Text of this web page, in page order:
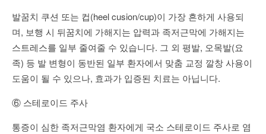
발꿈치 쿠션 또는 컵(heel cusion/cup)이 가장 흔하게 사용되
며, 보행 시 뒤꿈치에 가해지는 압력과 족저근막에 가해지는
스트레스를 일부 줄여줄 수 있습니다. 그 외 평발, 오목발(요
족) 등 발 변형이 동반된 일부 환자에서 맞춤 교정 깔창 사용이
도움이 될 수 있으나, 효과가 입증된 치료는 아닙니다.
⑥ 스테로이드 주사
통증이 심한 족저근막염 환자에게 국소 스테로이드 주사로 염